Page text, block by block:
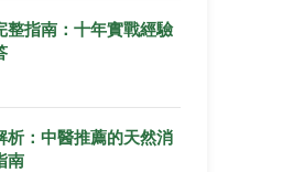
整指南：十年實戰經驗
析：中醫推薦的天然消
南